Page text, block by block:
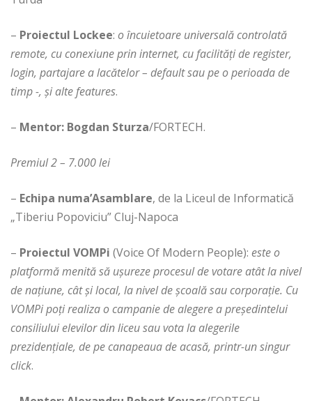
– Proiectul Lockee: o încuietoare universală controlată
remote, cu conexiune prin internet, cu facilități de register,
login, partajare a lacătelor – default sau pe o perioada de
timp -, și alte features.
– Mentor: Bogdan Sturza/FORTECH.
Premiul 2 – 7.000 lei
– Echipa numa’Asamblare, de la Liceul de Informatică
„Tiberiu Popoviciu” Cluj-Napoca
– Proiectul VOMPi (Voice Of Modern People): este o
platformă menită să ușureze procesul de votare atât la nivel
de națiune, cât și local, la nivel de școală sau corporație. Cu
VOMPi poți realiza o campanie de alegere a președintelui
consiliului elevilor din liceu sau vota la alegerile
prezidențiale, de pe canapeaua de acasă, printr-un singur
click.